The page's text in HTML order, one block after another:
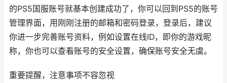
的PS5国服账号就基本创建成功了，你可以回到PS5的账号
管理界面，用刚刚注册的邮箱和密码登录，登录后，建议
你进一步完善账号资料，例如设置在线ID，即你的游戏昵
称，你也可以查看账号的安全设置，确保账号安全无虞。
重要提醒，注意事项不容忽视